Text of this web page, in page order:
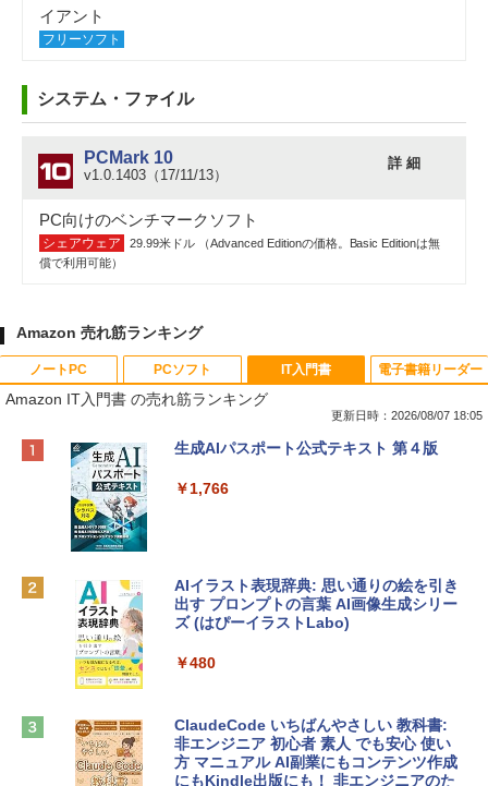
イアント
フリーソフト
システム・ファイル
PCMark 10
v1.0.1403（17/11/13）
詳 細
PC向けのベンチマークソフト
シェアウェア
29.99米ドル （Advanced Editionの価格。Basic Editionは無
償で利用可能）
Amazon 売れ筋ランキング
ノートPC
Apple 2026 MacBook Neo A18 Proチッ
e Intelligence、Liquid Retinaディスプ
￥162,598
tomtoc 360°保護 15.6 16インチ パソコ
￥2,952
PCソフト
Robloxギフトカード - 800 Robux 【限
インゲームコード】 ロブロックス | オン
Microsoft Office Home & Business 202
4(最新 永続版)|オンラインコード版|Wind
Robloxギフトカード - 2,000 Robux 【限
定バーチャルアイテムを含む】 【オンラ
インゲームコード】 ロブロックス | オン
IT入門書
Amazon IT入門書 の売れ筋ランキング
更新日時：2026/08/07 18:05
生成AIパスポート公式テキスト 第４版
￥1,766
AIイラスト表現辞典: 思い通りの絵を引き
出す プロンプトの言葉 AI画像生成シリー
ズ (はぴーイラストLabo)
￥480
ClaudeCode いちばんやさしい 教科書:
非エンジニア 初心者 素人 でも安心 使い
方 マニュアル AI副業にもコンテンツ作成
にもKindle出版にも！ 非エンジニアのた
電子書籍リーダー